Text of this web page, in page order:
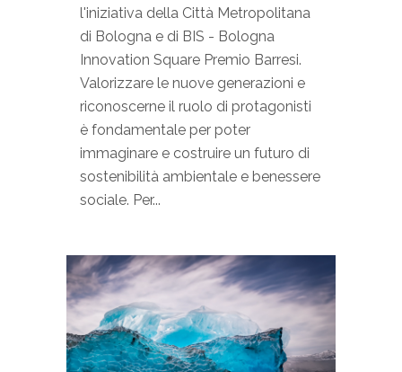
l'iniziativa della Città Metropolitana
di Bologna e di BIS - Bologna
Innovation Square Premio Barresi.
Valorizzare le nuove generazioni e
riconoscerne il ruolo di protagonisti
è fondamentale per poter
immaginare e costruire un futuro di
sostenibilità ambientale e benessere
sociale. Per...